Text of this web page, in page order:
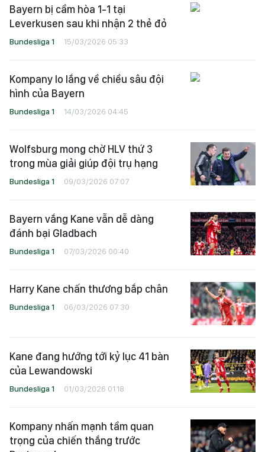
Bayern bị cầm hòa 1-1 tại
Leverkusen sau khi nhận 2 thẻ đỏ
Bundesliga 1 15/03/2026 05:33
Kompany lo lắng về chiều sâu đội
hình của Bayern
Bundesliga 1 14/03/2026 04:45
Wolfsburg mong chờ HLV thứ 3
trong mùa giải giúp đội trụ hạng
Bundesliga 1 09/03/2026 07:07
Bayern vắng Kane vẫn dễ dàng
đánh bại Gladbach
Bundesliga 1 07/03/2026 00:40
Harry Kane chấn thương bắp chân
Bundesliga 1 06/03/2026 07:30
Kane đang hướng tới kỷ lục 41 bàn
của Lewandowski
Bundesliga 1 01/03/2026 01:18
Kompany nhấn mạnh tầm quan
trọng của chiến thắng trước